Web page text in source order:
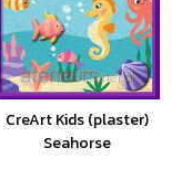
CreArt Kids (plaster)
Seahorse